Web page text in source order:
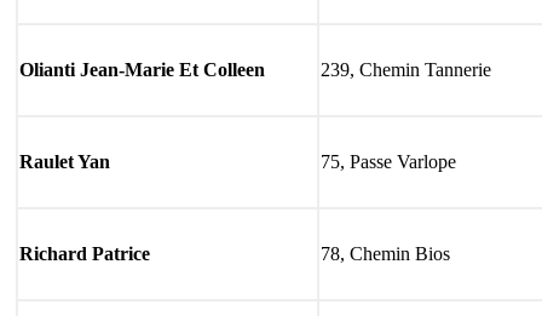
Olianti Jean-Marie Et Colleen 239, Chemin Tannerie
Raulet Yan 75, Passe Varlope
Richard Patrice 78, Chemin Bios